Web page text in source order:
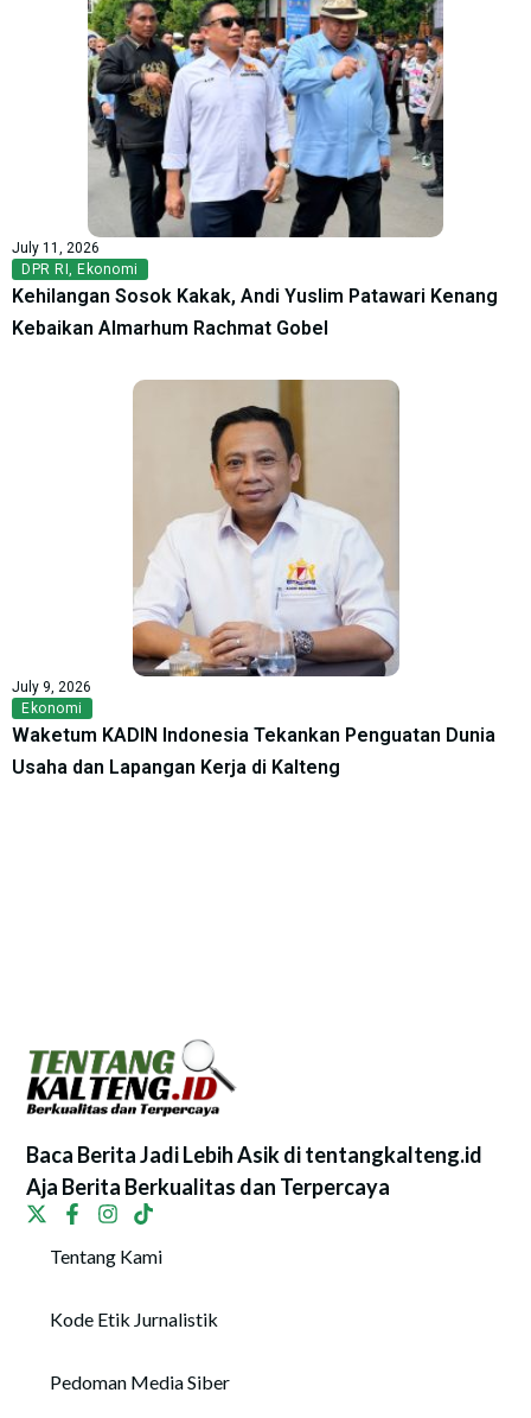
July 11, 2026
DPR RI Ekonomi
Kehilangan Sosok Kakak, Andi Yuslim Patawari Kenang
Kebaikan Almarhum Rachmat Gobel
July 9, 2026
Ekonomi
Waketum KADIN Indonesia Tekankan Penguatan Dunia
Usaha dan Lapangan Kerja di Kalteng
Baca Berita Jadi Lebih Asik di tentangkalteng.id
Aja Berita Berkualitas dan Terpercaya
Tentang Kami
Kode Etik Jurnalistik
Pedoman Media Siber